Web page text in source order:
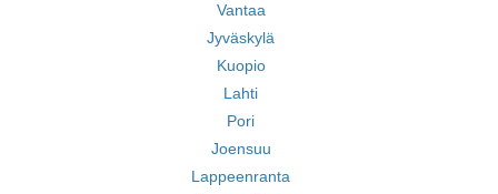
Vantaa
Jyväskylä
Kuopio
Lahti
Pori
Joensuu
Lappeenranta